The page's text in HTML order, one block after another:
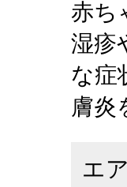
赤ち
湿疹
な症
膚炎
エ